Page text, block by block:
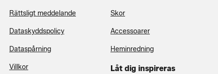
Rättsligt meddelande
Dataskyddspolicy
Dataspårning
Villkor
Skor
Accessoarer
Heminredning
Låt dig inspireras